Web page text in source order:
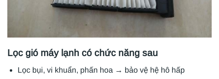
Lọc gió máy lạnh có chức năng sau
Lọc bụi, vi khuẩn, phấn hoa → bảo vệ hệ hô hấp